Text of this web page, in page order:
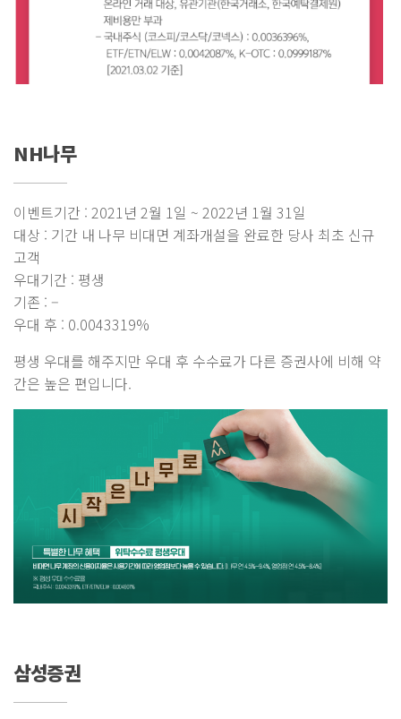
NH나무
이벤트기간 : 2021년 2월 1일 ~ 2022년 1월 31일
대상 : 기간 내 나무 비대면 계좌개설을 완료한 당사 최초 신규
고객
우대기간 : 평생
기존 : –
우대 후 : 0.0043319%
평생 우대를 해주지만 우대 후 수수료가 다른 증권사에 비해 약
간은 높은 편입니다.
삼성증권